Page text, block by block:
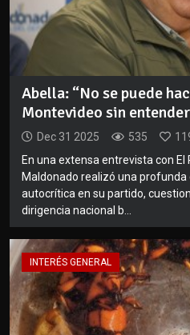
Abella: “No se puede
Montevideo sin
Dec 31 2025 535
En una extensa entrevista con El
Maldonado realizó una profunda
autocrítica en su partido,
dirigencia nacional b...
INTERÉS GENERAL